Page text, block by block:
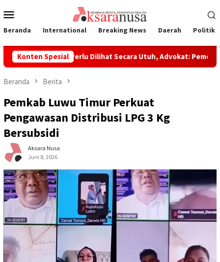
ke
Mobile
Beranda International Breaking News Daerah Politik
Konten Spesial
Dinilai Perlu Dilihat Secara Utuh, Advokat: Pemerintah
Beranda Berita
Pemkab Luwu Timur Perkuat
Pengawasan Distribusi LPG 3 Kg
Bersubsidi
Aksara Nusa
Juni 8, 2026